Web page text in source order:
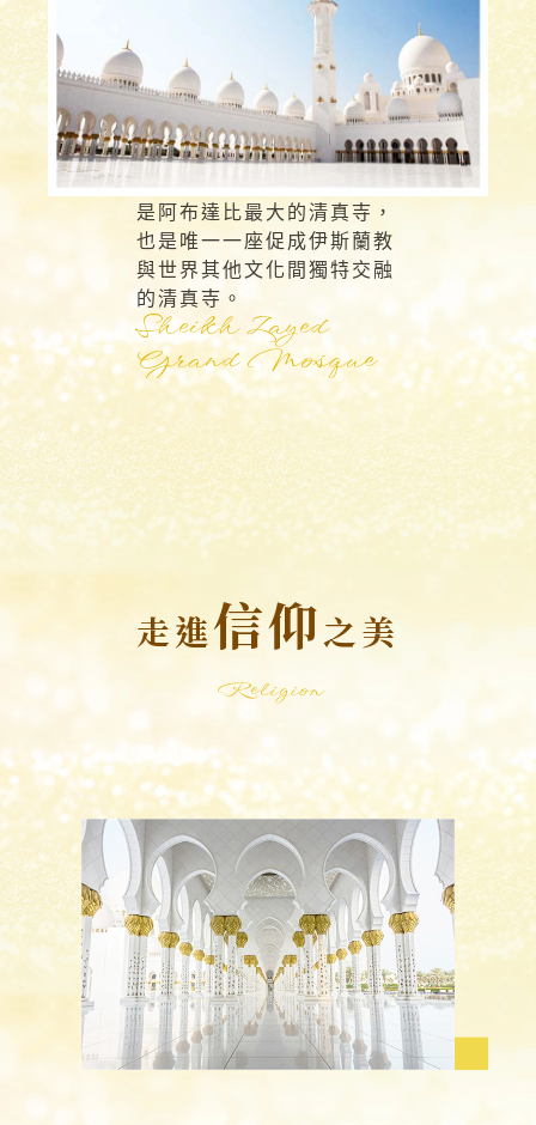
走進信仰之美
Religion
是阿布達比最大的清真寺，
也是唯一一座促成伊斯蘭教
與世界其他文化間獨特交融
的清真寺。
Sheikh Zayed
Grand Mosque